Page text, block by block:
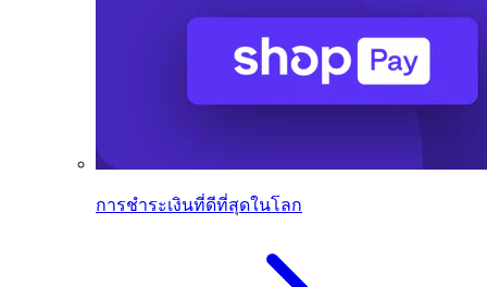
การชำระเงินที่ดีที่สุดในโลก